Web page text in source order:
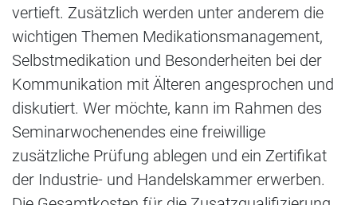
vertieft. Zusätzlich werden unter anderem die
wichtigen Themen Medikationsmanagement,
Selbstmedikation und Besonderheiten bei der
Kommunikation mit Älteren angesprochen und
diskutiert. Wer möchte, kann im Rahmen des
Seminarwochenendes eine freiwillige
zusätzliche Prüfung ablegen und ein Zertifikat
der Industrie- und Handelskammer erwerben.